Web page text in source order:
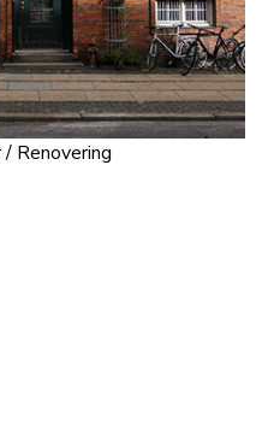
Renovering